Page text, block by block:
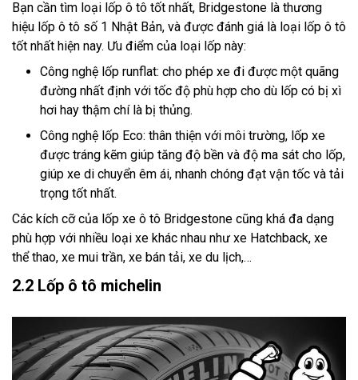
Bạn cần tìm loại lốp ô tô tốt nhất, Bridgestone là thương
hiệu lốp ô tô số 1 Nhật Bản, và được đánh giá là loại lốp ô tô
tốt nhất hiện nay. Ưu điểm của loại lốp này:
Công nghệ lốp runflat: cho phép xe đi được một quãng
đường nhất định với tốc độ phù hợp cho dù lốp có bị xì
hơi hay thậm chí là bị thủng.
Công nghệ lốp Eco: thân thiện với môi trường, lốp xe
được tráng kẽm giúp tăng độ bền và độ ma sát cho lốp,
giúp xe di chuyển êm ái, nhanh chóng đạt vận tốc và tải
trọng tốt nhất.
Các kích cỡ của lốp xe ô tô Bridgestone cũng khá đa dạng
phù hợp với nhiều loại xe khác nhau như xe Hatchback, xe
thể thao, xe mui trần, xe bán tải, xe du lịch,…
2.2 Lốp ô tô michelin